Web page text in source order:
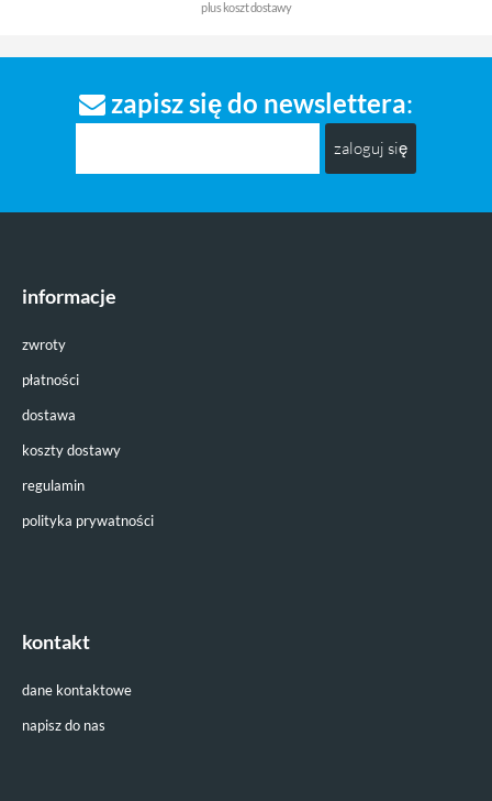
pluskoszt dostawy
zapisz się do newslettera
zaloguj się
informacje
zwroty
płatności
dostawa
koszty dostawy
regulamin
polityka prywatności
kontakt
dane kontaktowe
napisz do nas